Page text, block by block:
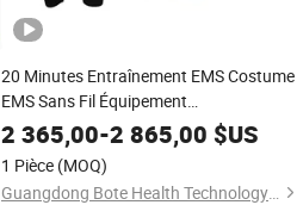
20 Minutes Entraînement EMS Costume
EMS Sans Fil Équipement
d'Entraînement
2 365,00-2 865,00 $US
1 Pièce (MOQ)
Guangdong Bote Health Technology Co., Ltd.